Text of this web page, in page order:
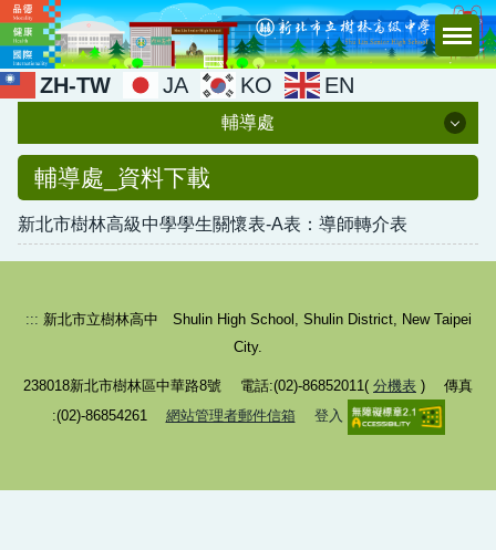
跳
到
主
要
容
ZH-TW JA KO EN
輔導處
輔導處
行政團隊
中輟學生復學輔導
特殊教育
輔導處_資料下載
新北市樹林高級中學學生關懷表-A表：導師轉介表
::: 新北市立樹林高中 Shulin High School, Shulin District, New Taipei
City.
238018新北市樹林區中華路8號 電話:(02)-86852011( 分機表 ) 傳真
:(02)-86854261 網站管理者郵件信箱 登入